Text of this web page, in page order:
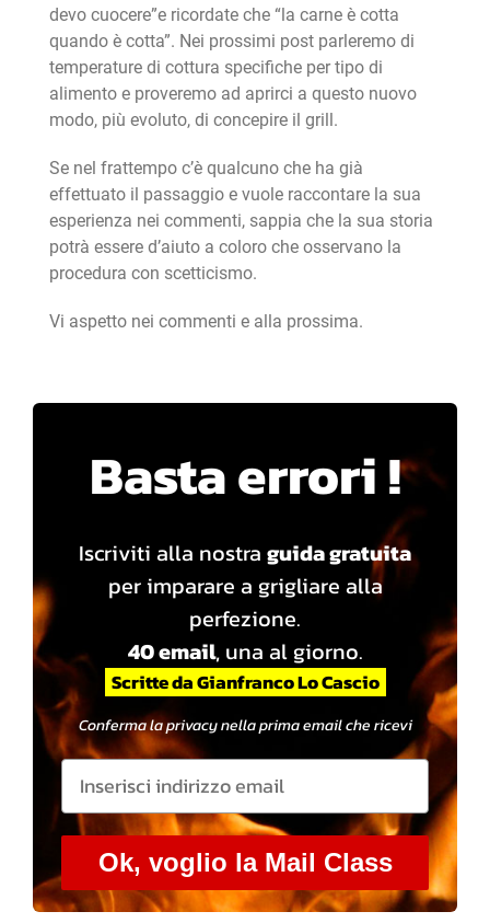
devo cuocere”e ricordate che “la carne è cotta
quando è cotta”. Nei prossimi post parleremo di
temperature di cottura specifiche per tipo di
alimento e proveremo ad aprirci a questo nuovo
modo, più evoluto, di concepire il grill.
Se nel frattempo c’è qualcuno che ha già
effettuato il passaggio e vuole raccontare la sua
esperienza nei commenti, sappia che la sua storia
potrà essere d’aiuto a coloro che osservano la
procedura con scetticismo.
Vi aspetto nei commenti e alla prossima.
Basta errori !
Iscriviti alla nostra guida gratuita
per imparare a grigliare alla
perfezione.
40 email, una al giorno.
Scritte da Gianfranco Lo Cascio
Conferma la privacy nella prima email che ricevi
Ok, voglio la Mail Class